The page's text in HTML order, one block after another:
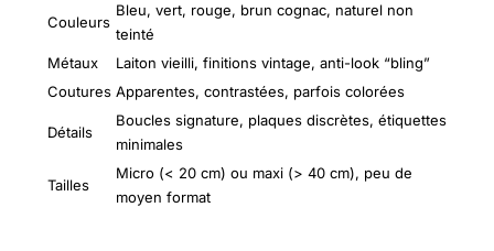
Couleurs
Bleu, vert, rouge, brun cognac, naturel non
teinté
Métaux
Laiton vieilli, finitions vintage, anti-look “bling”
Coutures Apparentes, contrastées, parfois colorées
Détails
Boucles signature, plaques discrètes, étiquettes
minimales
Tailles
Micro (< 20 cm) ou maxi (> 40 cm), peu de
moyen format